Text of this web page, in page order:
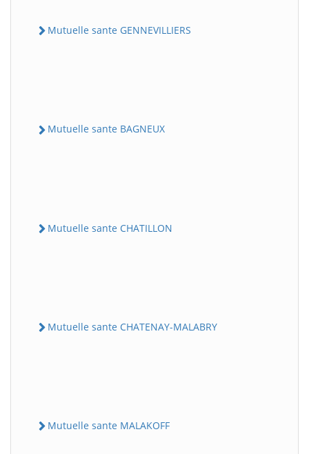
Mutuelle sante GENNEVILLIERS
Mutuelle sante BAGNEUX
Mutuelle sante CHATILLON
Mutuelle sante CHATENAY-MALABRY
Mutuelle sante MALAKOFF